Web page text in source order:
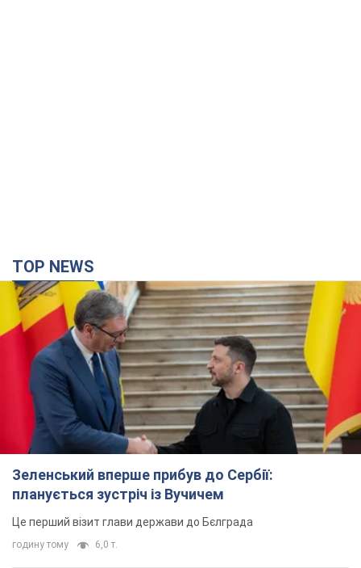
TOP NEWS
Зеленський вперше прибув до Сербії:
планується зустріч із Вучичем
Це перший візит глави держави до Бєлграда
годину тому 6,0 т.